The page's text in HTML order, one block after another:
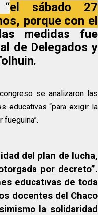
el sábado 27
porque con el
medidas fue
de Delegados y
se analizaron las
educativas “para exigir la
fueguina”.
del plan de lucha,
por decreto”.
educativas de toda
docentes del Chaco
la solidaridad